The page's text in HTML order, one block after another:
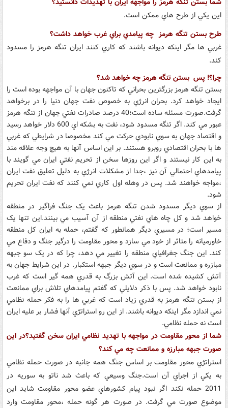
اين يکي از طرح هاي ممکن است.
طرح بستن تنگه هرمز چه پيامدي براي غرب خواهد داشت؟
غربي ها مگر اينکه ديوانه باشند که کاري کنند ايران تنگه هرمز را مسدود
کند.
چرا؟! پس بستن تنگه هرمز چه خواهد شد؟
بستن تنگه هرمز بزرگترين بحراني که تاکنون جهان با آن مواجهه بوده است را
ايجاد خواهد کرد. بحران انرژي به خصوص نفت جهان دنيا را در برخواهد
گرفت.صورت مسئله ساده است؛40 درصد صادرات نفتي جهان از تنگه هرمز
عبور مي کند. اگر تنگه مسدود شود، نفت به بشکه اي 600 دلار خواهد رسيد
و اقتصاد جهان به سوي نابودي حرکت مي کند مخصوصا در شرايطي که غربي
ها با بحران اقتصادي روبرو هستند. بر اين اساس آنها به هيچ وجه علاقه مند
به اين کار نيستند و اگر اين روزها سخن از تحريم نفتي ايران مي گويند با
پيامدهاي احتمالي آن نيز ،جدا از مشکلات انرژي به دليل تعليق نفت ايران
،مواجه خواهند شد. پس در وهله اول کاري نمي کنند که نفت ايران تحريم
شود.
از سوي ديگر مسدود شدن تنگه هرمز باعث يک جنگ فراگير در منطقه
خواهد شد و کل چاه هاي نفتي منطقه از آن آسيب مي بينند.اين تنها يک
مسير است؛ در مسيري ديگر همانطور که گفتم، حمله به ايران کل منطقه
خاورميانه را متاثر از خود مي سازد و محور مقاومت را درگير جنگ و دفاع مي
کند. اين جنگ جغرافياي منطقه را تغيير مي دهد، چرا که در يک سو جبهه
مبازره و ممانعت است و در سوي ديگر جبهه استکبار. در اين شرايط جهان به
آتش کشيده شده است. اين آتش بزرگ به قدري همه گير است که غرب
نابود خواهد شد. پس با ذکر دلايلي که گفتم پيامدهاي تلاش براي ممانعت
از بستن تنگه هرمز به قدري زياد است که غربي ها را به فکر حمله نظامي
نمي اندازد مگر اينکه ديوانه باشند. از اين رو استراتژي آنها فشار بر عليه ايران
است نه حمله نظامي.
شما از محور مقاومت در مواجهه با تهديد نظامي ايران سخن گفتيد؟در اين
صورت جبهه مبارزه و ممانعت چه مي کند؟
استراتژي محور مقاومت بر اساس جنگ همه جانبه در صورت حمله نظامي
به يکي از اجراي آن است.جنگ وسيعي که باعث شد ناتو به سوريه در
2011 حمله نکند اگر نبود پيام کشورهاي عضو محور مقاومت شايد اين
موضوع صورت مي گرفت. در صورت هر گونه حمله ،محور مقاومت وارد